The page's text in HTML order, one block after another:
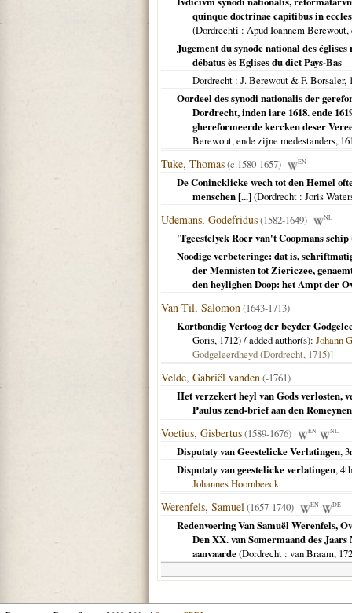
quinque doctrinae capitibus in
(Dordrechti : Apud Ioannem
Jugement du synode national des
débatus ès Eglises du dict Pays-Bas
Dordrecht : J. Berewout & F. Borsaler,
Oordeel des synodi nationalis der
Dordrecht, inden iare 1618. ende
ghereformeerde kercken deser
Berewout, ende zijne medestanders,
Tuke, Thomas(c.1580-1657) EN
De Conincklicke wech tot den Hemel
menschen [...](Dordrecht : Joris
Udemans, Godefridus(1582-1649) NL
'Tgeestelyck Roer van't Coopmans schip
Noodige verbeteringe: dat is,
der Mennisten tot Ziericzee,
den heylighen Doop: het Ampt der
Van Til, Salomon(1643-1713)
Kortbondig Vertoog der beyder
Goris, 1712) / added author(s): Johann
Godgeleerdheyd (Dordrecht, 1715)]
Velde, Gabriël vanden(-1761)
Het verzekert heyl van Gods verlosten,
Paulus zend-brief aan den Romeynen
Voetius, Gisbertus(1589-1676) EN NL
Disputaty van Geestelicke Verlatingen,
Disputaty van geestelicke verlatingen,
Johannes Hoornbeeck
Werenfels, Samuel(1657-1740) EN DE
Redenvoering Van Samuël Werenfels,
Den XX. van Somermaand des
aanvaarde(Dordrecht : van Braam,